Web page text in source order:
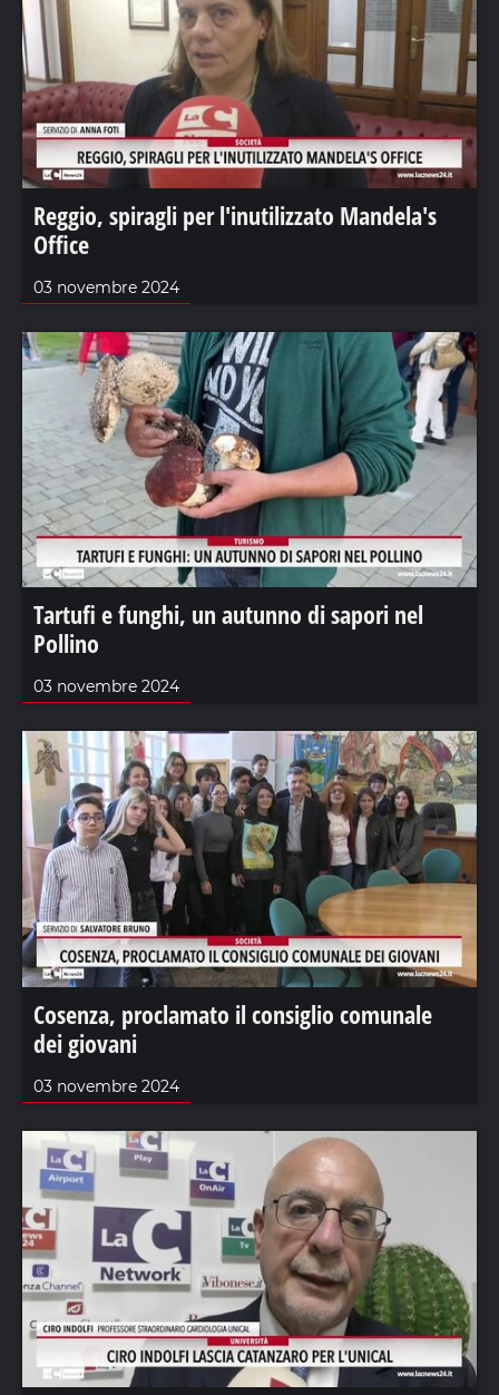
Reggio, spiragli per l'inutilizzato Mandela's
Office
03 novembre 2024
Tartufi e funghi, un autunno di sapori nel
Pollino
03 novembre 2024
Cosenza, proclamato il consiglio comunale
dei giovani
03 novembre 2024